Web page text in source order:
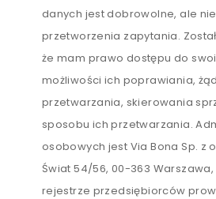
danych jest dobrowolne, ale
przetworzenia zapytania.
że mam prawo dostępu do
możliwości ich poprawiania,
przetwarzania, skierowania
sposobu ich przetwarzania.
osobowych jest Via Bona Sp. z
Świat 54/56, 00-363
rejestrze przedsiębiorców